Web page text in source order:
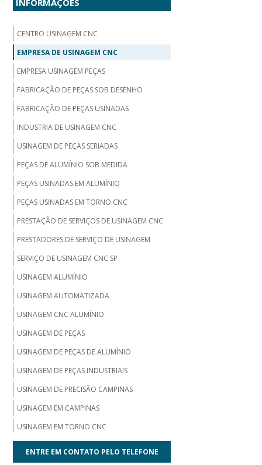
CENTRO USINAGEM CNC
EMPRESA DE USINAGEM CNC
EMPRESA USINAGEM PEÇAS
FABRICAÇÃO DE PEÇAS SOB DESENHO
FABRICAÇÃO DE PEÇAS USINADAS
INDUSTRIA DE USINAGEM CNC
USINAGEM DE PEÇAS SERIADAS
PEÇAS DE ALUMÍNIO SOB MEDIDA
PEÇAS USINADAS EM ALUMÍNIO
PEÇAS USINADAS EM TORNO CNC
PRESTAÇÃO DE SERVIÇOS DE USINAGEM CNC
PRESTADORES DE SERVIÇO DE USINAGEM
SERVIÇO DE USINAGEM CNC SP
USINAGEM ALUMÍNIO
USINAGEM AUTOMATIZADA
USINAGEM CNC ALUMÍNIO
USINAGEM DE PEÇAS
USINAGEM DE PEÇAS DE ALUMÍNIO
USINAGEM DE PEÇAS INDUSTRIAIS
USINAGEM DE PRECISÃO CAMPINAS
USINAGEM EM CAMPINAS
USINAGEM EM TORNO CNC
ENTRE EM CONTATO PELO TELEFONE